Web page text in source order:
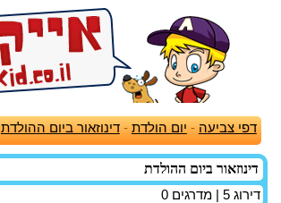
דפי צביעה - יום הולדת -דינוזאור ביום ההולדת
דינוזאור ביום ההולדת
דירוג 5 | מדרגים 0